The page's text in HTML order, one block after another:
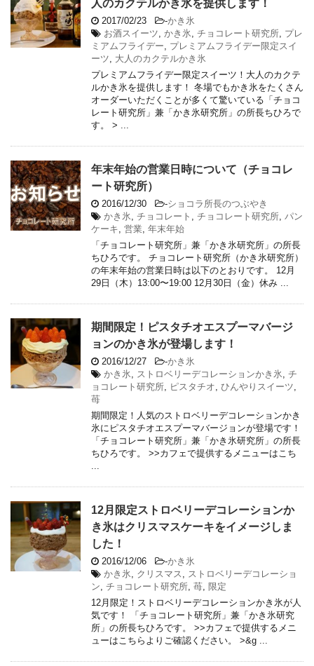
人のカクテルかき氷を提供します！
2017/02/23 -かき氷
お酒スイーツ, かき氷, チョコレート研究所, プレ
ミアムフライデー, プレミアムフライデー限定スイ
ーツ, 大人のカクテルかき氷
プレミアムフライデー限定スイーツ！大人のカクテ
ルかき氷を提供します！ 冬場でもかき氷をたくさん
オーダーいただくことが多くて驚いている「チョコ
レート研究所」兼「かき氷研究所」の所長ちひろで
す。 > ...
年末年始の営業日時について（チョコレ
ート研究所）
2016/12/30 -ショコラ所長のつぶやき
かき氷, チョコレート , チョコレート研究所, パン
ケーキ, 営業, 年末年始
「チョコレート研究所」兼「かき氷研究所」の所長
ちひろです。 チョコレート研究所（かき氷研究所）
の年末年始の営業日時は以下のとおりです。 12月
29日（木）13:00〜19:00 12月30日（金）休み ...
期間限定！ピスタチオエスプーマバージ
ョンのかき氷が登場します！
2016/12/27 -かき氷
かき氷, ストロベリーデコレーションかき氷, チ
ョコレート研究所, ピスタチオ, ひんやりスイーツ,
苺
期間限定！人気のストロベリーデコレーションかき
氷にピスタチオエスプーマバージョンが登場です！
「チョコレート研究所」兼「かき氷研究所」の所長
ちひろです。 >>カフェで提供するメニューはこち
...
12月限定ストロベリーデコレーションか
き氷はクリスマスケーキをイメージしま
した！
2016/12/06 -かき氷
かき氷, クリスマス , ストロベリーデコレーショ
ン, チョコレート研究所, 苺, 限定
12月限定！ストロベリーデコレーションかき氷が人
気です！ 「チョコレート研究所」兼「かき氷研究
所」の所長ちひろです。 >>カフェで提供するメニ
ューはこちらよりご確認ください。 >&g ...